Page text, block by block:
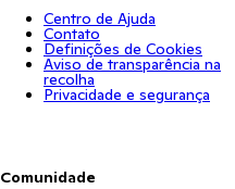
Centro de Ajuda
Contato
Definições de Cookies
Aviso de transparência na
recolha
Privacidade e segurança
Comunidade